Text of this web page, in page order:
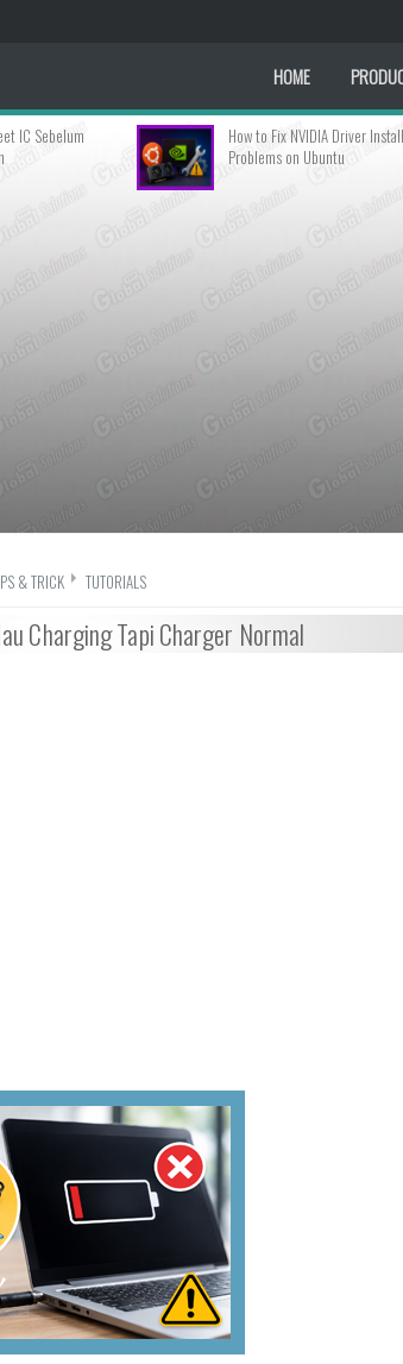
HOME
How to Fix NVIDIA Driver Installation
Problems on Ubuntu
& TRICK TUTORIALS
Charging Tapi Charger Normal